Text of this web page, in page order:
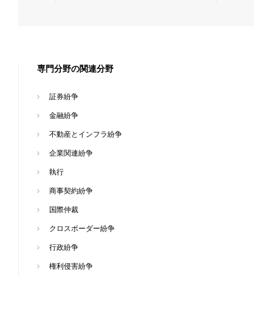
専門分野の関連分野
証券紛争
金融紛争
不動産とインフラ紛争
企業関連紛争
執行
商事契約紛争
国際仲裁
クロスボーダー紛争
行政紛争
権利侵害紛争